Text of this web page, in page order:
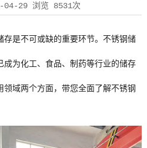
04-29浏览 8531次
存是不可或缺的重要环节。不锈钢储
为化工、食品、制药等行业的储存
域两个方面，带您全面了解不锈钢